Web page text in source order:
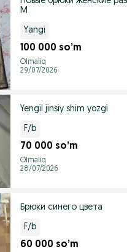
M
Yangi
100 000 so’m
Olmaliq
29/07/2026
Yengil jinsiy shim yozgi
F/b
70 000 so’m
Olmaliq
28/07/2026
Брюки синего цвета
F/b
60 000 so’m